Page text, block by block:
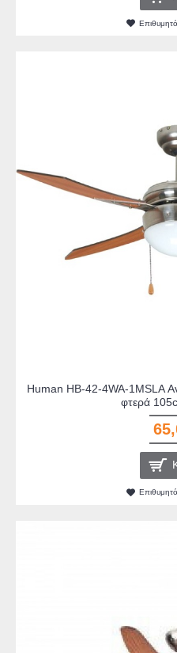
Επιθυμητό
Human HB-42-4WA-1MSLA
φτερά
Επιθυμητό